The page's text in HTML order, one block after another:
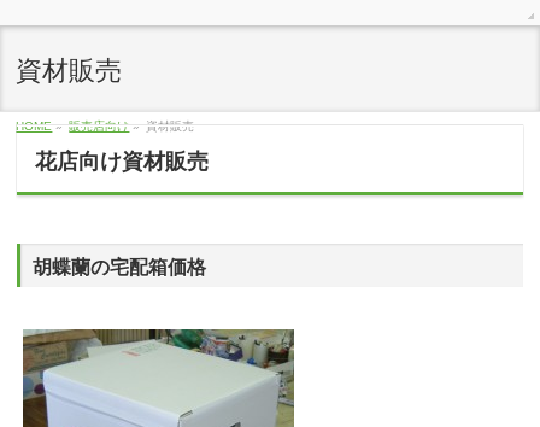
資材販売
HOME» 販売店向け» 資材販売
花店向け資材販売
胡蝶蘭の宅配箱価格